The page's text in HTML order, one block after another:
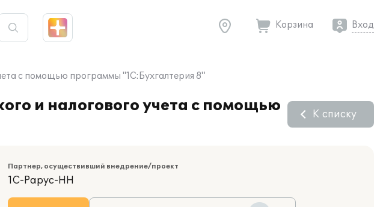
Корзина Вход
с помощью программы "1С:Бухгалтерия 8"
и налогового учета с помощью
К списку
Партнер, осуществивший внедрение/проект
1С-Рарус-НН